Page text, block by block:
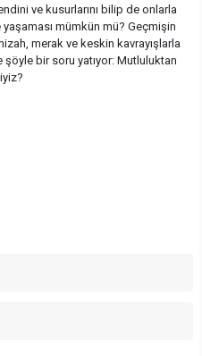
ve kusurlarını bilip de onlarla
mümkün mü? Geçmişin
merak ve keskin kavrayışlarla
şöyle bir soru yatıyor: Mutluluktan